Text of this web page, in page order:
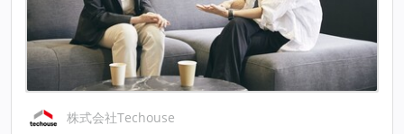
株式会社Techouse